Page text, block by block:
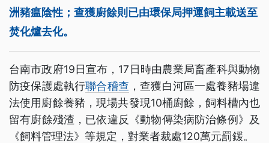
洲豬瘟陰性；查獲廚餘則已由環保局押運飼主載送至
焚化爐去化。
台南市政府19日宣布，17日時由農業局畜產科與動物
防疫保護處執行聯合稽查 ，查獲白河區一處養豬場違
法使用廚餘養豬，現場共發現10桶廚餘，飼料槽內也
留有廚餘殘渣，已依違反《動物傳染病防治條例》及
《飼料管理法》等規定，對業者裁處120萬元罰鍰。